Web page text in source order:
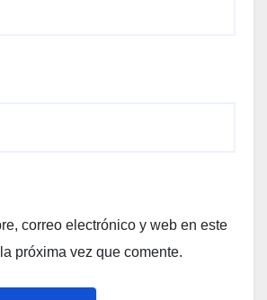
correo electrónico y web en este
próxima vez que comente.